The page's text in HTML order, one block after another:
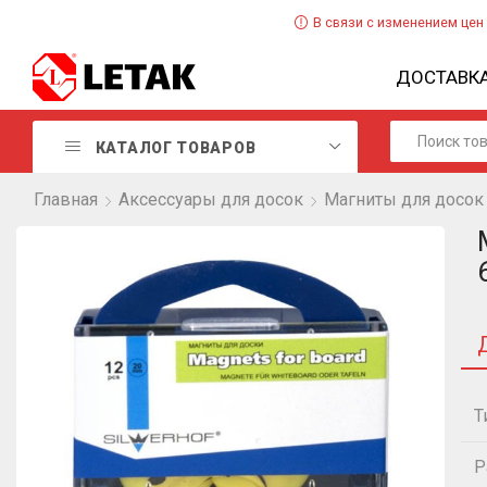
В связи с изменением
КАТАЛОГ ТОВАРОВ
Главная Аксессуары для досок Магниты для досок